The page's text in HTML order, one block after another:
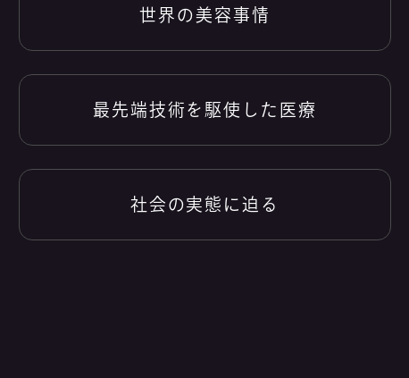
世界の美容事情
最先端技術を駆使した医療
社会の実態に迫る